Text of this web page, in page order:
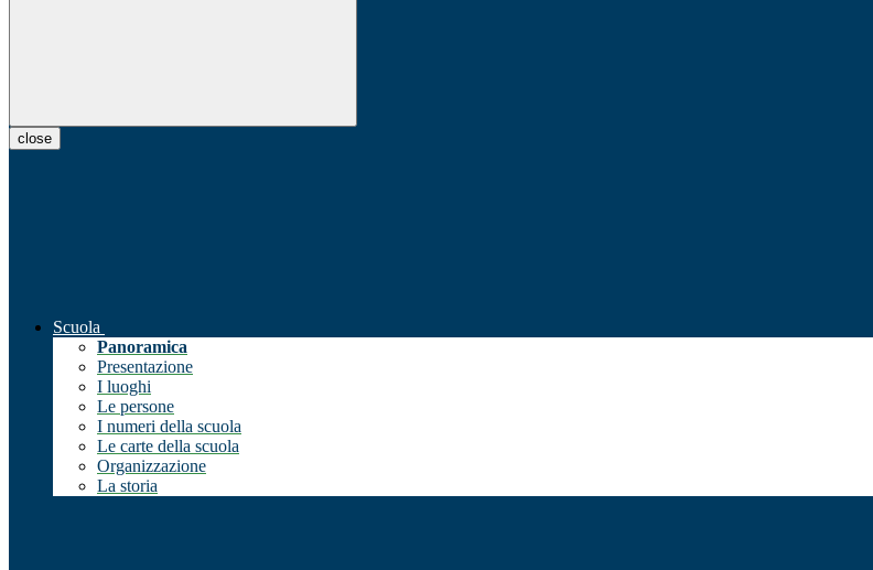
close
Scuola
Panoramica
Presentazione
I luoghi
Le persone
I numeri della scuola
Le carte della scuola
Organizzazione
La storia